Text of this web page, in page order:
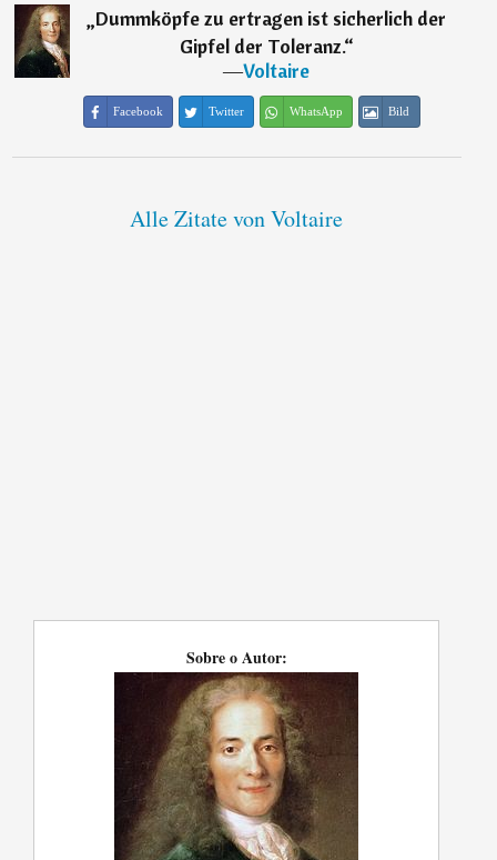
„Dummköpfe zu ertragen ist sicherlich der
Gipfel der Toleranz.“
―Voltaire
Facebook Twitter WhatsApp Bild
Alle Zitate von Voltaire
Sobre o Autor: